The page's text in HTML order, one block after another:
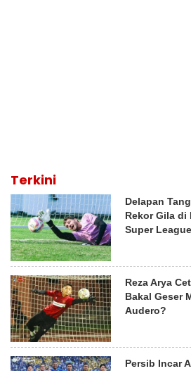
Terkini
Delapan
Rekor Gila di
Super League
Reza Arya
Bakal Geser
Audero?
Persib Incar